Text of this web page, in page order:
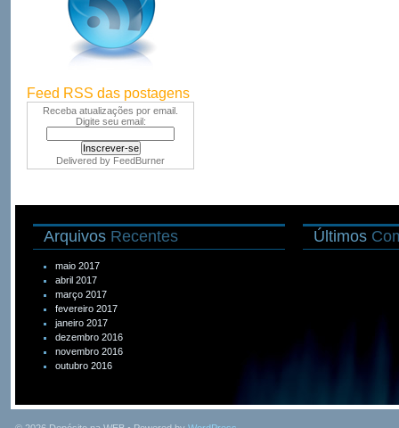
Feed RSS das postagens
Receba atualizações por email.
Digite seu email:
Delivered by FeedBurner
Arquivos Recentes
maio 2017
abril 2017
março 2017
fevereiro 2017
janeiro 2017
dezembro 2016
novembro 2016
outubro 2016
Últimos